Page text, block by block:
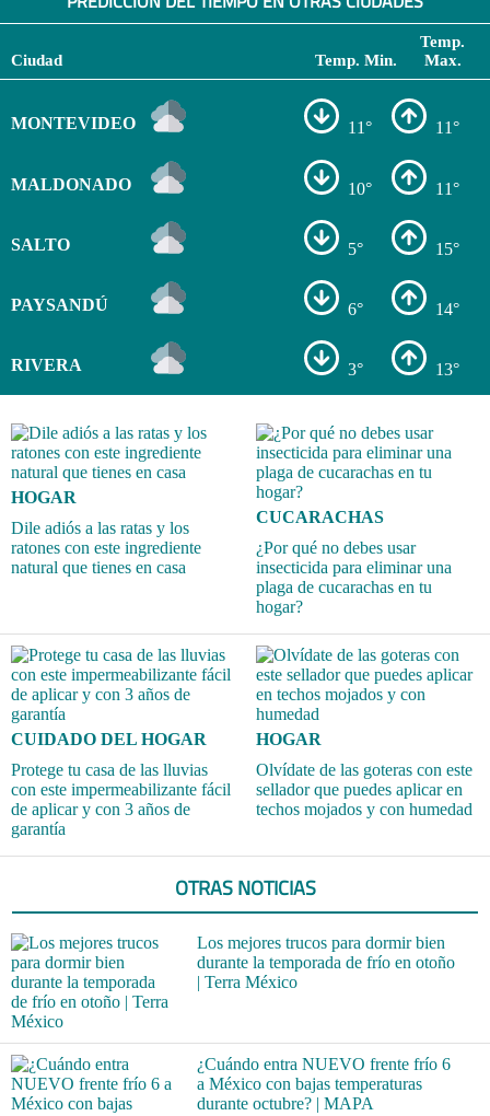
Ciudad Temp. Min.
Temp.
Max.
MONTEVIDEO 11° 11°
MALDONADO 10° 11°
SALTO 5° 15°
PAYSANDÚ 6° 14°
RIVERA 3° 13°
HOGAR
Dile adiós a las ratas y los
ratones con este ingrediente
natural que tienes en casa
CUCARACHAS
¿Por qué no debes usar
insecticida para eliminar una
plaga de cucarachas en tu
hogar?
CUIDADO DEL HOGAR
Protege tu casa de las lluvias
con este impermeabilizante fácil
de aplicar y con 3 años de
garantía
HOGAR
Olvídate de las goteras con este
sellador que puedes aplicar en
techos mojados y con humedad
OTRAS NOTICIAS
Los mejores trucos para dormir bien
durante la temporada de frío en otoño
| Terra México
¿Cuándo entra NUEVO frente frío 6
a México con bajas temperaturas
durante octubre? | MAPA